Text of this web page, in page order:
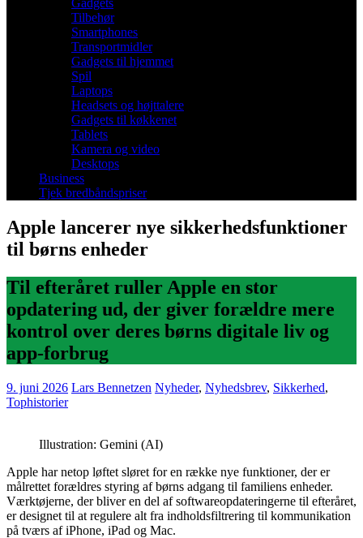
Gadgets
Tilbehør
Smartphones
Transportmidler
Gadgets til hjemmet
Spil
Laptops
Headsets og højttalere
Gadgets til køkkenet
Tablets
Kamera og video
Desktops
Business
Tjek bredbåndspriser
Apple lancerer nye sikkerhedsfunktioner
til børns enheder
Til efteråret ruller Apple en stor
opdatering ud, der giver forældre mere
kontrol over deres børns digitale liv og
app-forbrug
9. juni 2026 Lars Bennetzen Nyheder, Nyhedsbrev, Sikkerhed,
Tophistorier
Illustration: Gemini (AI)
Apple har netop løftet sløret for en række nye funktioner, der er
målrettet forældres styring af børns adgang til familiens enheder.
Værktøjerne, der bliver en del af softwareopdateringerne til efteråret,
er designet til at regulere alt fra indholdsfiltrering til kommunikation
på tværs af iPhone, iPad og Mac.